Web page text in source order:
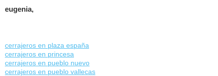
eugenia,
cerrajeros en plaza españa
cerrajeros en princesa
cerrajeros en pueblo nuevo
cerrajeros en pueblo vallecas